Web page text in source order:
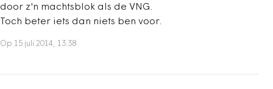
door z'n machtsblok als de VNG.
Toch beter iets dan niets ben voor.
Op 15 juli 2014, 13:38